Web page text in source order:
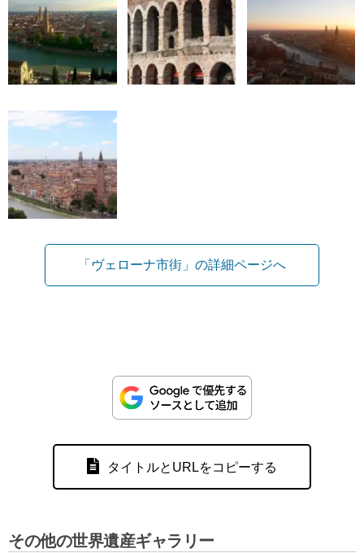
「ヴェローナ市街」の詳細ページへ
タイトルとURLをコピーする
その他の世界遺産ギャラリー